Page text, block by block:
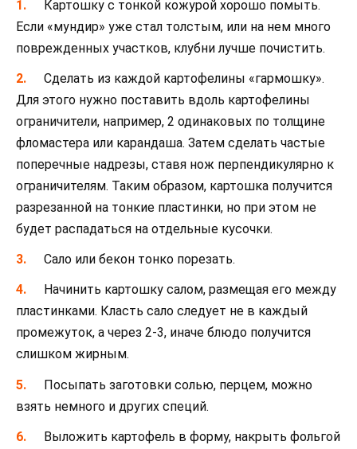
Картошку с тонкой кожурой хорошо помыть.
Если «мундир» уже стал толстым, или на нем много
поврежденных участков, клубни лучше почистить.
Сделать из каждой картофелины «гармошку».
Для этого нужно поставить вдоль картофелины
ограничители, например, 2 одинаковых по толщине
фломастера или карандаша. Затем сделать частые
поперечные надрезы, ставя нож перпендикулярно к
ограничителям. Таким образом, картошка получится
разрезанной на тонкие пластинки, но при этом не
будет распадаться на отдельные кусочки.
Сало или бекон тонко порезать.
Начинить картошку салом, размещая его между
пластинками. Класть сало следует не в каждый
промежуток, а через 2-3, иначе блюдо получится
слишком жирным.
Посыпать заготовки солью, перцем, можно
взять немного и других специй.
Выложить картофель в форму, накрыть фольгой